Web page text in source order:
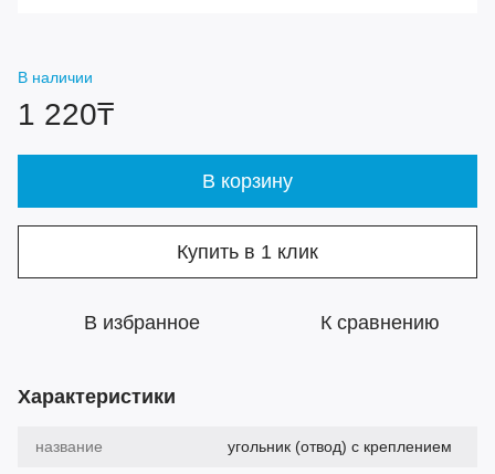
В наличии
1 220₸
В корзину
Купить в 1 клик
В избранное К сравнению
Характеристики
название угольник (отвод) с креплением